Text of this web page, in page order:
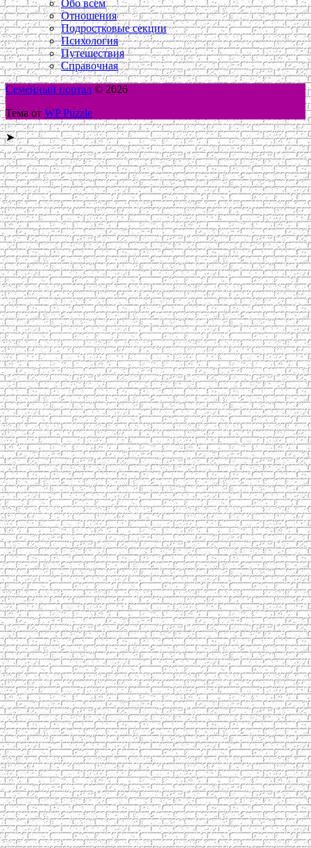
Обо всем
Отношения
Подростковые секции
Психология
Путешествия
Справочная
Семейный портал © 2026
Тема от WP Puzzle
➤